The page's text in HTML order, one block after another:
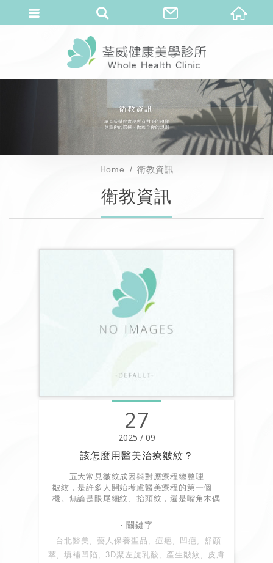
Home 衛教資訊
衛教資訊
27
2025 / 09
該怎麼用醫美治療皺紋？
五大常見皺紋成因與對應療程總整理
皺紋，是許多人開始考慮醫美療程的第一個動
機。無論是眼尾細紋、抬頭紋，還是嘴角木偶
台北醫美 藝人保養聖品 痘疤 凹疤
舒顏
萃
填補凹陷 3D聚左旋乳酸 產生皺紋
皮膚